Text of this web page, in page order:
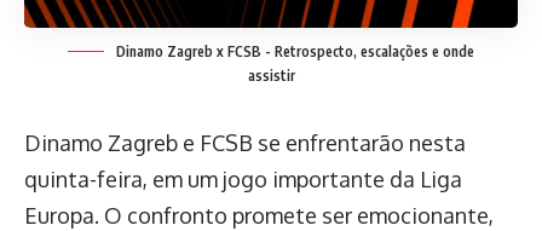
Dinamo Zagreb x FCSB - Retrospecto, escalações e onde
assistir
Dinamo Zagreb e FCSB se enfrentarão nesta
quinta-feira, em um jogo importante da Liga
Europa. O confronto promete ser emocionante,